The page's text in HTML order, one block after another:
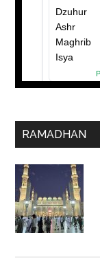
RAMADHAN